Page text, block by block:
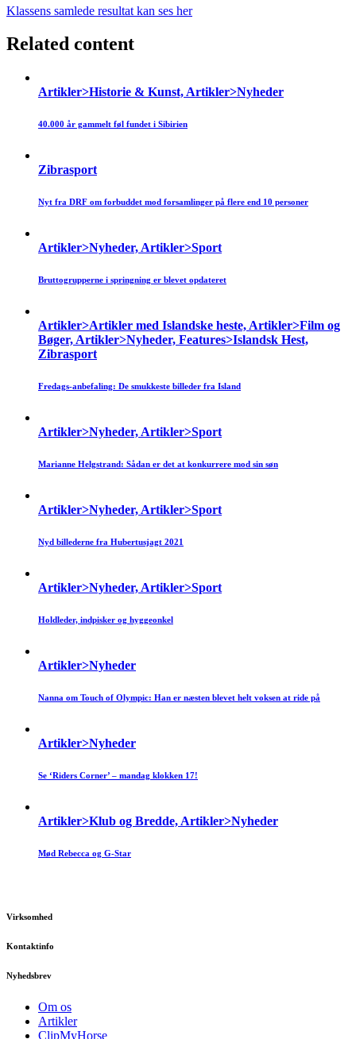
Klassens samlede resultat kan ses her
Related content
Artikler>Historie & Kunst, Artikler>Nyheder
40.000 år gammelt føl fundet i Sibirien
Zibrasport
Nyt fra DRF om forbuddet mod forsamlinger på flere end 10 personer
Artikler>Nyheder, Artikler>Sport
Bruttogrupperne i springning er blevet opdateret
Artikler>Artikler med Islandske heste, Artikler>Film og
Bøger, Artikler>Nyheder, Features>Islandsk Hest,
Zibrasport
Fredags-anbefaling: De smukkeste billeder fra Island
Artikler>Nyheder, Artikler>Sport
Marianne Helgstrand: Sådan er det at konkurrere mod sin søn
Artikler>Nyheder, Artikler>Sport
Nyd billederne fra Hubertusjagt 2021
Artikler>Nyheder, Artikler>Sport
Holdleder, indpisker og hyggeonkel
Artikler>Nyheder
Nanna om Touch of Olympic: Han er næsten blevet helt voksen at ride på
Artikler>Nyheder
Se ‘Riders Corner’ – mandag klokken 17!
Artikler>Klub og Bredde, Artikler>Nyheder
Mød Rebecca og G-Star
Virksomhed
Kontaktinfo
Nyhedsbrev
Om os
Artikler
ClipMyHorse